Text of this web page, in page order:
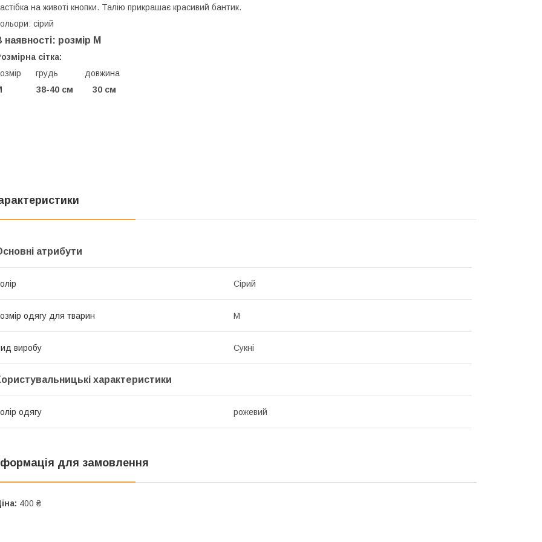
на животі кнопки. Талію прикрашає красивий бантик.
сірий
наявності: розмір М
сітка:
грудь довжина
38-40 cм 30 см
атрибути
Сірий
одягу для тварин M
виробу Сукні
характеристики
одягу рожевий
для замовлення
400 ₴